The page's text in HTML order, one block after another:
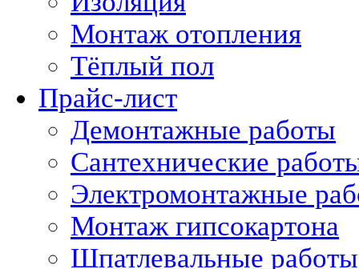
Монтаж отопления
Тёплый пол
Прайс-лист
Демонтажные работы
Сантехнические
Электромонтажные
Монтаж гипсокартона
Шпатлевальные работы